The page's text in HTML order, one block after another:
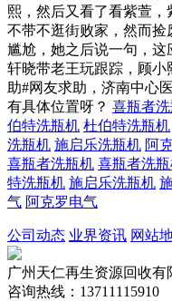
熙，然后又看了看紫萱
不带不逛街败家，然而
尴尬，她之后说一句，
轩晓带老王玩跟踪，顾小
助#网友求助，济南中心
有具体位置呀？ 喜瓶者
伯特洗瓶机 杜伯特洗瓶机
洗瓶机 施启乐洗瓶机 阿
喜瓶者洗瓶机 喜瓶者洗
特洗瓶机 施启乐洗瓶机
气 阿克罗电气
公司动态 业界资讯 网站
广州天仁再生资源回收有
咨询热线：13711115910